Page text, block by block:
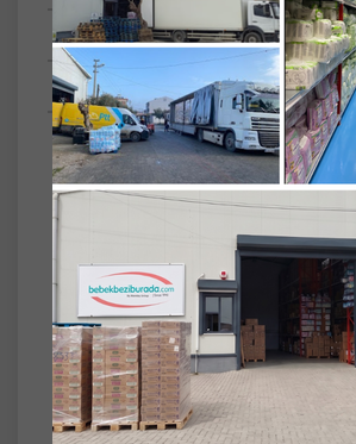
Tüm Sorular
Anket
SET 2'li
Sinangil Glutensiz Un 10KG
Çölyak Diyetine Uygun
Sinangil Glutensiz Un 5KG
hassasiyeti olan bireyler ve
için özel olarak geliştirilmiş bir
Geleneksel unlara göre daha
teknikleriyle üretilir ve çapraz
önlemek için özel tesislerde